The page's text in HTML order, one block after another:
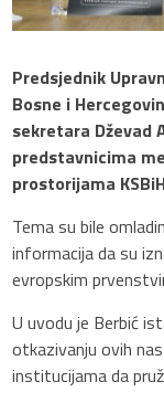
Predsjednik
Bosne i
sekretara Dževad
predstavnicima
prostorijama
Tema su bile
informacija da su
evropskim
U uvodu je Berbić
otkazivanju ovih
institucijama da